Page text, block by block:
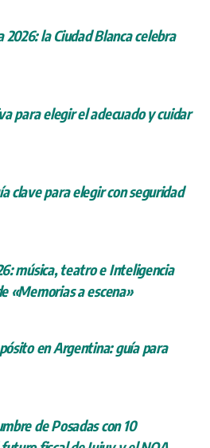
la Ciudad Blanca celebra
para elegir el adecuado y cuidar
clave para elegir con seguridad
música, teatro e Inteligencia
«Memorias a escena»
en Argentina: guía para
de Posadas con 10